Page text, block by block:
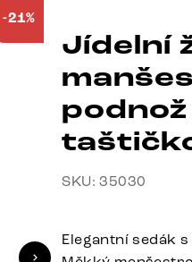
-21%
Jídelní
SKU: 35030
Elegantní sedák